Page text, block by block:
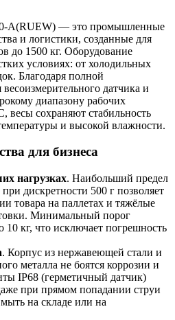
A(RUEW) — это промышленные
и логистики, созданные для
до 1500 кг. Оборудование
условиях: от холодильных
Благодаря полной
датчика и
диапазону рабочих
весы сохраняют стабильность
и высокой влажности.
для бизнеса
нагрузках. Наибольший предел
дискретности 500 г позволяет
товара на паллетах и тяжёлые
Минимальный порог
кг, что исключает погрешность
. Корпус из нержавеющей стали и
металла не боятся коррозии и
IP68 (герметичный датчик)
при прямом попадании струи
на складе или на